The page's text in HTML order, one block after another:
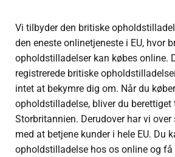
Vi tilbyder den britiske
den eneste onlinetjeneste i EU, hvor
opholdstilladelser kan købes online.
registrerede britiske
intet at bekymre dig om. Når du
opholdstilladelse, bliver du berettiget
Storbritannien. Derudover har vi over
med at betjene kunder i hele EU. Du
opholdstilladelse hos os online og få